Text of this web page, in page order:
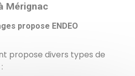
Mérignac
propose ENDEO
propose divers types de